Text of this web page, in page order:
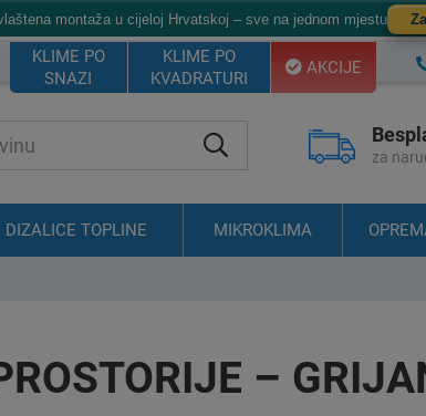
montaža u cijeloj Hrvatskoj – sve na jednom mjestu
KLIME PO
SNAZI
KLIME PO
KVADRATURI
AKCIJE
za
DIZALICE TOPLINE MIKROKLIMA
–